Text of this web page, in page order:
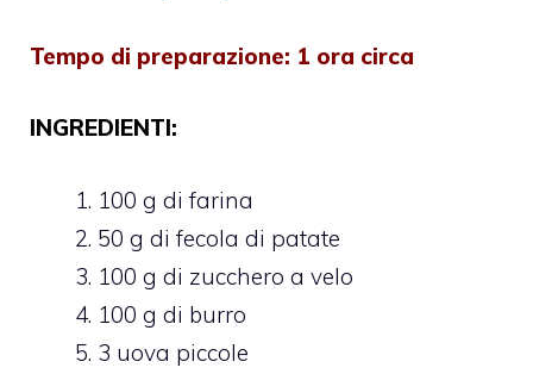
Tempo di preparazione: 1 ora circa
INGREDIENTI:
100 g di farina
50 g di fecola di patate
100 g di zucchero a velo
100 g di burro
3 uova piccole